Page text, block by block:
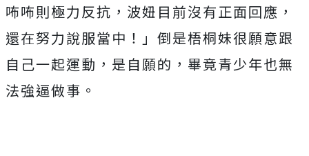
咘咘則極力反抗，波妞目前沒有正面回應，
還在努力說服當中！」倒是梧桐妹很願意跟
自己一起運動，是自願的，畢竟青少年也無
法強逼做事。